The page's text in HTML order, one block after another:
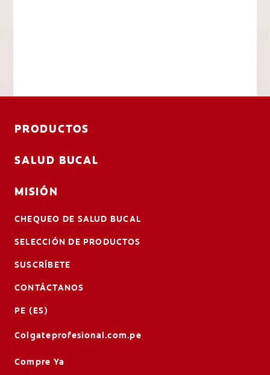
PRODUCTOS
SALUD BUCAL
MISIÓN
CHEQUEO DE SALUD BUCAL
SELECCIÓN DE PRODUCTOS
SUSCRÍBETE
CONTÁCTANOS
PE (ES)
Colgateprofesional.com.pe
Compre Ya